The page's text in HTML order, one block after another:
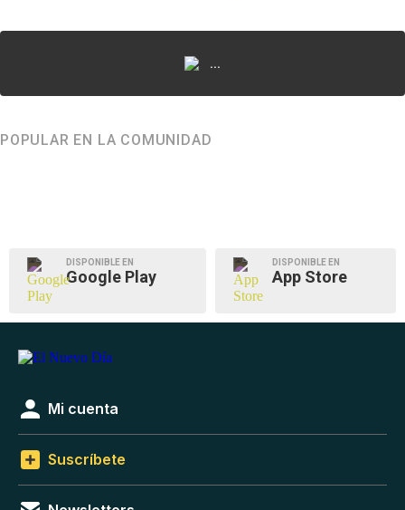
...
POPULAR EN LA COMUNIDAD
DISPONIBLE EN
Google Play
DISPONIBLE EN
App Store
Mi cuenta
Suscríbete